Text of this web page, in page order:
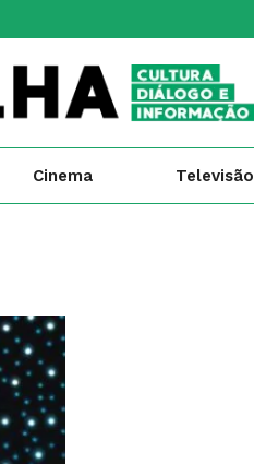
Cinema Televisão